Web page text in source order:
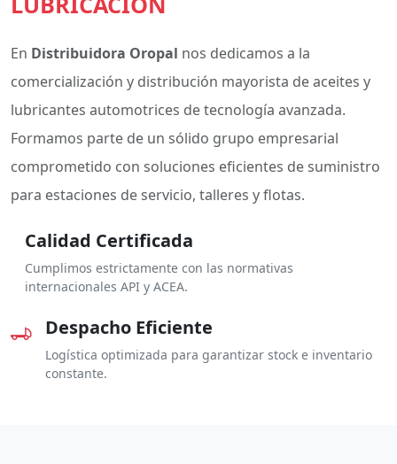
En Distribuidora Oropal nos dedicamos a la
comercialización y distribución mayorista de aceites y
lubricantes automotrices de tecnología avanzada.
Formamos parte de un sólido grupo empresarial
comprometido con soluciones eficientes de suministro
para estaciones de servicio, talleres y flotas.
Calidad Certificada
Cumplimos estrictamente con las normativas
internacionales API y ACEA.
Despacho Eficiente
Logística optimizada para garantizar stock e inventario
constante.